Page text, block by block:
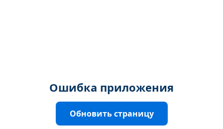
Ошибка приложения
Обновить страницу